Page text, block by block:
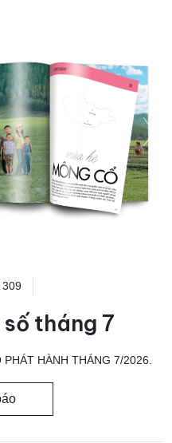
309
tháng 7
HÀNH THÁNG 7/2026.